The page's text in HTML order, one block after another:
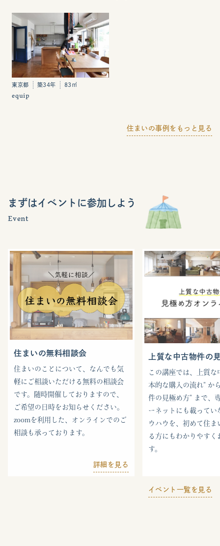
東京都 築34年 83㎡
equip
住まいの事例をもっと見る
まずはイベントに参加しよう
Event
住まいの無料相談会
住まいのことについて、なんでも気
軽にご相談いただける無料の相談会
です。随時開催しておりますので、
ご希望の日時をお知らせください。
zoomを利用した、オンラインでのご
相談も承っております。
詳細を見る
上質な中古物件の
この講座では、上質な
本的な購入の流れ" か
件の見極め方" まで、
ーネットにも載ってい
ウハウを、初めて住ま
る方にもわかりやすく
す。
イベント一覧を見る